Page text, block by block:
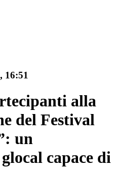
, 16:51
alla
del Festival
un
capace di